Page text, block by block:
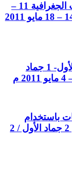
تطبيقات متقدمة لنظم المعلومات الجغرافية 11 –
15 جماد الثاني 1432 ه، الموافق 14 – 18 مايو 2011
■ ■ تصميم ثلاثي الابعاد 26 جماد الأول- 1 جماد
باستخدام
حزمة SPSS ه، 28 ربيع الثاني إلى 2 جماد الأول / 2